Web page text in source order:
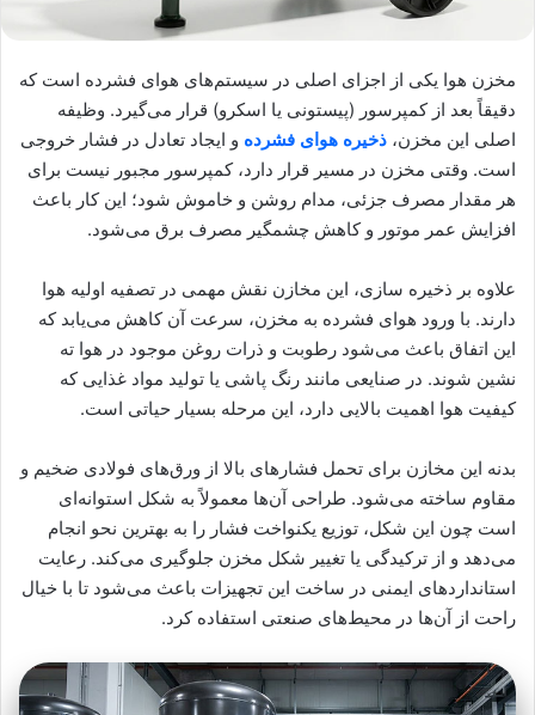
مخزن هوا یکی از اجزای اصلی در سیستم‌های هوای فشرده است که
دقیقاً بعد از کمپرسور (پیستونی یا اسکرو) قرار می‌گیرد. وظیفه
اصلی این مخزن، ذخیره هوای فشرده و ایجاد تعادل در فشار خروجی
است. وقتی مخزن در مسیر قرار دارد، کمپرسور مجبور نیست برای
هر مقدار مصرف جزئی، مدام روشن و خاموش شود؛ این کار باعث
افزایش عمر موتور و کاهش چشمگیر مصرف برق می‌شود.
علاوه بر ذخیره‌ سازی، این مخازن نقش مهمی در تصفیه اولیه هوا
دارند. با ورود هوای فشرده به مخزن، سرعت آن کاهش می‌یابد که
این اتفاق باعث می‌شود رطوبت و ذرات روغن موجود در هوا ته‌
نشین شوند. در صنایعی مانند رنگ‌ پاشی یا تولید مواد غذایی که
کیفیت هوا اهمیت بالایی دارد، این مرحله بسیار حیاتی است.
بدنه این مخازن برای تحمل فشارهای بالا از ورق‌های فولادی ضخیم و
مقاوم ساخته می‌شود. طراحی آن‌ها معمولاً به شکل استوانه‌ای
است چون این شکل، توزیع یکنواخت فشار را به بهترین نحو انجام
می‌دهد و از ترکیدگی یا تغییر شکل مخزن جلوگیری می‌کند. رعایت
استانداردهای ایمنی در ساخت این تجهیزات باعث می‌شود تا با خیال
راحت از آن‌ها در محیط‌های صنعتی استفاده کرد.